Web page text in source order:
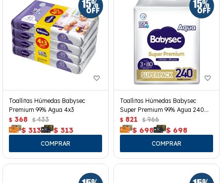
Toallitas Húmedas Babysec
Premium 99% Agua 4x3
$ 368 $ 433
$ 313 $ 313
Toallitas Húmedas Babysec
Super Premium 99% Agua 240
Uds.
$ 821 $ 966
$ 698 $ 698